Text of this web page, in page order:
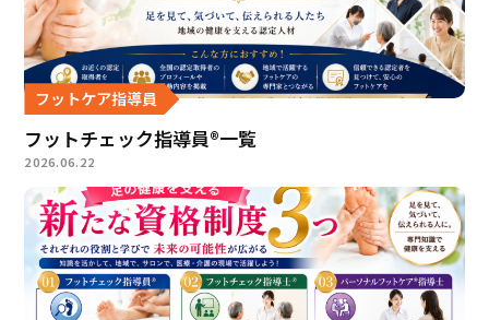
フットケア指導員
フットチェック指導員®一覧
2026.06.22